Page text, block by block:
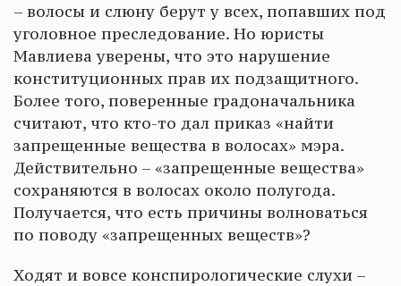
– волосы и слюну берут у всех, попавших под
уголовное преследование. Но юристы
Мавлиева уверены, что это нарушение
конституционных прав их подзащитного.
Более того, поверенные градоначальника
считают, что кто-то дал приказ «найти
запрещенные вещества в волосах» мэра.
Действительно – «запрещенные вещества»
сохраняются в волосах около полугода.
Получается, что есть причины волноваться
по поводу «запрещенных веществ»?
Ходят и вовсе конспирологические слухи –